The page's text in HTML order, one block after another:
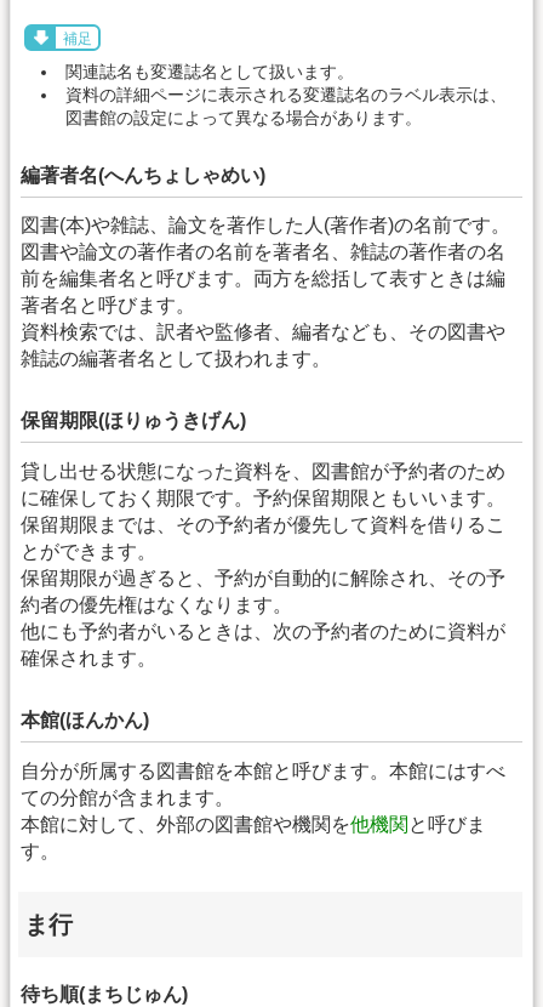
補足
関連誌名も変遷誌名として扱います。
資料の詳細ページに表示される変遷誌名のラベル表示は、
図書館の設定によって異なる場合があります。
編著者名(へんちょしゃめい)
図書(本)や雑誌、論文を著作した人(著作者)の名前です。
図書や論文の著作者の名前を著者名、雑誌の著作者の名
前を編集者名と呼びます。両方を総括して表すときは編
著者名と呼びます。
資料検索では、訳者や監修者、編者なども、その図書や
雑誌の編著者名として扱われます。
保留期限(ほりゅうきげん)
貸し出せる状態になった資料を、図書館が予約者のため
に確保しておく期限です。予約保留期限ともいいます。
保留期限までは、その予約者が優先して資料を借りるこ
とができます。
保留期限が過ぎると、予約が自動的に解除され、その予
約者の優先権はなくなります。
他にも予約者がいるときは、次の予約者のために資料が
確保されます。
本館(ほんかん)
自分が所属する図書館を本館と呼びます。本館にはすべ
ての分館が含まれます。
本館に対して、外部の図書館や機関を他機関 と呼びま
す。
ま行
待ち順(まちじゅん)